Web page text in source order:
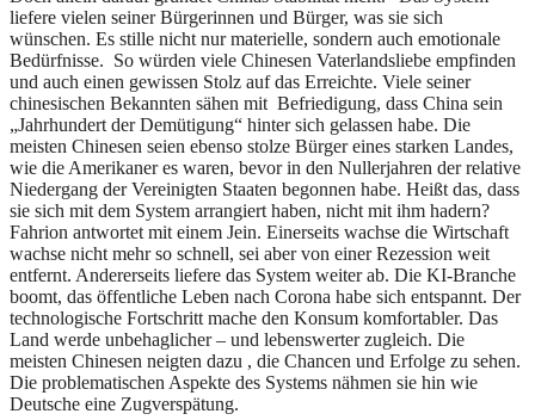
liefere vielen seiner Bürgerinnen und Bürger, was sie sich
wünschen. Es stille nicht nur materielle, sondern auch emotionale
Bedürfnisse. So würden viele Chinesen Vaterlandsliebe empfinden
und auch einen gewissen Stolz auf das Erreichte. Viele seiner
chinesischen Bekannten sähen mit Befriedigung, dass China sein
„Jahrhundert der Demütigung“ hinter sich gelassen habe. Die
meisten Chinesen seien ebenso stolze Bürger eines starken Landes,
wie die Amerikaner es waren, bevor in den Nullerjahren der relative
Niedergang der Vereinigten Staaten begonnen habe. Heißt das, dass
sie sich mit dem System arrangiert haben, nicht mit ihm hadern?
Fahrion antwortet mit einem Jein. Einerseits wachse die Wirtschaft
wachse nicht mehr so schnell, sei aber von einer Rezession weit
entfernt. Andererseits liefere das System weiter ab. Die KI-Branche
boomt, das öffentliche Leben nach Corona habe sich entspannt. Der
technologische Fortschritt mache den Konsum komfortabler. Das
Land werde unbehaglicher – und lebenswerter zugleich. Die
meisten Chinesen neigten dazu , die Chancen und Erfolge zu sehen.
Die problematischen Aspekte des Systems nähmen sie hin wie
Deutsche eine Zugverspätung.